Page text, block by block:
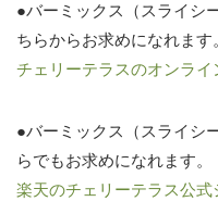
●バーミックス（スライシ
ちらからお求めになれます。
チェリーテラスのオンライ
●バーミックス（スライシ
らでもお求めになれます。
楽天のチェリーテラス公式